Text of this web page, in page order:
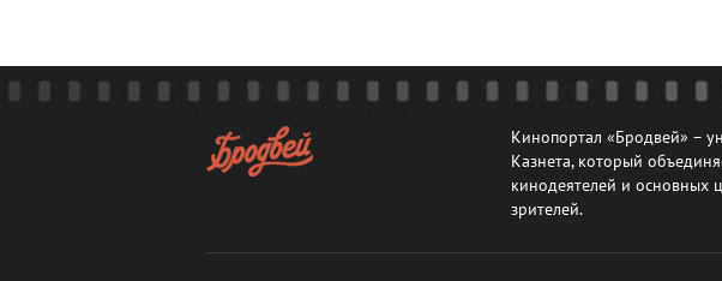
Кинопортал «Бродвей» –
Казнета, который
кинодеятелей и основных
зрителей.